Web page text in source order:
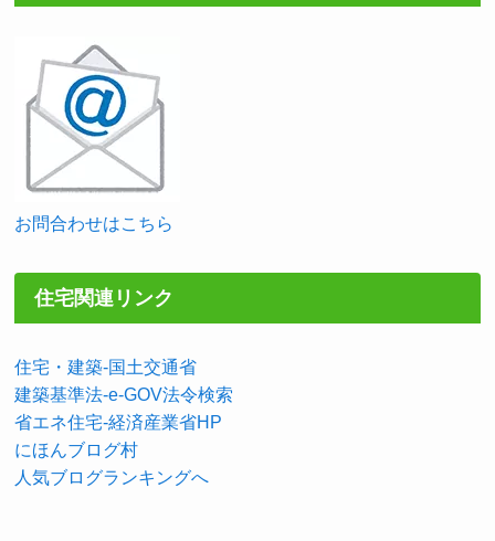
お問合わせはこちら
住宅関連リンク
住宅・建築-国土交通省
建築基準法-e-GOV法令検索
省エネ住宅-経済産業省HP
にほんブログ村
人気ブログランキングへ